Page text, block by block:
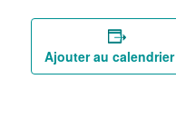
Ajouter au calendrier